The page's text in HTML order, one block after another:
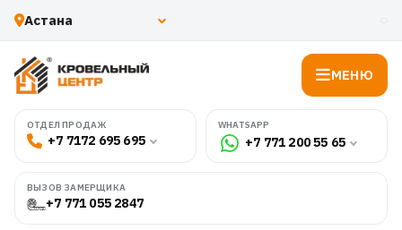
МЕНЮ
ОТДЕЛ ПРОДАЖ
+7 7172 695 695
WHATSAPP
+7 771 200 55 65
ВЫЗОВ ЗАМЕРЩИКА
+7 771 055 2847